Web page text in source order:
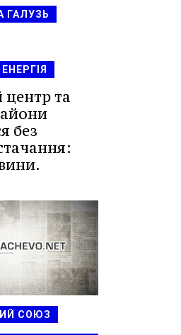
ГАЛУЗЬ
центр та
без
СОЮЗ